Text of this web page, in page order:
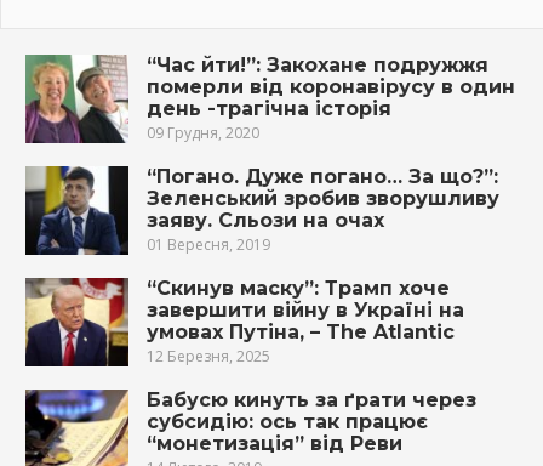
“Час йти!”: Закохане подружжя
померли від коронавірусу в один
день -трагічна історія
09 Грудня, 2020
“Погано. Дуже погано… За що?”:
Зеленський зробив зворушливу
заяву. Сльози на очах
01 Вересня, 2019
“Скинув маску”: Трамп хоче
завершити війну в Україні на
умовах Путіна, – The Atlantic
12 Березня, 2025
Бабусю кинуть за ґрати через
субсидію: ось так працює
“монетизація” від Реви